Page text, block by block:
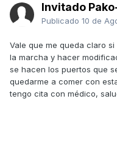
Invitado
Publicado 10 de
Vale que me queda claro
la marcha y hacer
se hacen los puertos que
quedarme a comer con
tengo cita con médico,